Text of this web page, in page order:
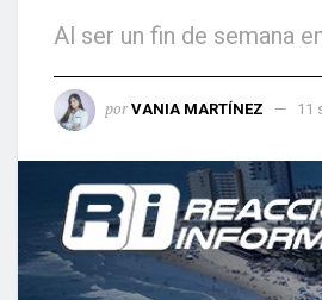
Al ser un fin de semana
por VANIA MARTÍNEZ 11